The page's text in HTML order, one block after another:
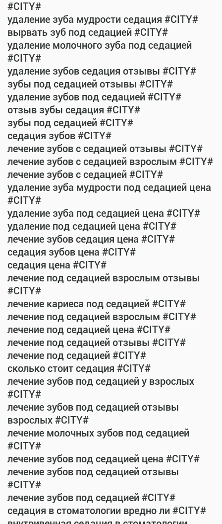
#CITY#
удаление зуба мудрости седация #CITY#
вырвать зуб под седацией #CITY#
удаление молочного зуба под седацией
#CITY#
удаление зубов седация отзывы #CITY#
зубы под седацией отзывы #CITY#
удаление зубов под седацией #CITY#
отзыв зубы седация #CITY#
зубы под седацией #CITY#
седация зубов #CITY#
лечение зубов с седацией отзывы #CITY#
лечение зубов с седацией взрослым #CITY#
лечение зубов с седацией #CITY#
удаление зуба мудрости под седацией цена
#CITY#
удаление зуба под седацией цена #CITY#
удаление под седацией цена #CITY#
лечение зубов седация цена #CITY#
седация зубов цена #CITY#
седация цена #CITY#
лечение под седацией взрослым отзывы
#CITY#
лечение кариеса под седацией #CITY#
лечение под седацией взрослым #CITY#
лечение под седацией цена #CITY#
лечение под седацией отзывы #CITY#
лечение под седацией #CITY#
сколько стоит седация #CITY#
лечение зубов под седацией у взрослых
#CITY#
лечение зубов под седацией отзывы
взрослых #CITY#
лечение молочных зубов под седацией
#CITY#
лечение зубов под седацией цена #CITY#
лечение зубов под седацией отзывы
#CITY#
лечение зубов под седацией #CITY#
седация в стоматологии вредно ли #CITY#